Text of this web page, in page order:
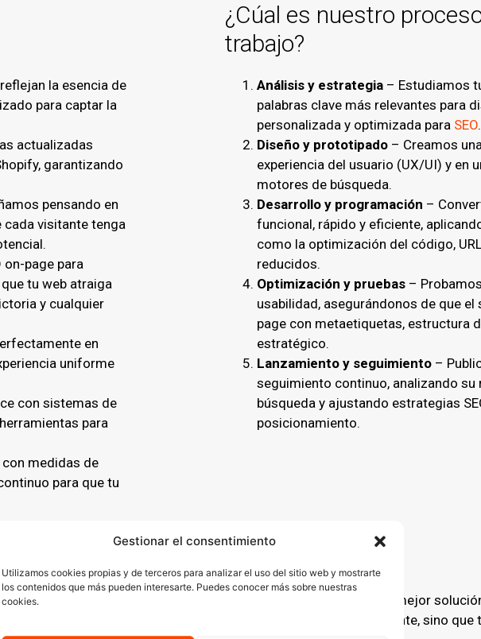
Gestionar el consentimiento
Utilizamos cookies propias y de terceros para analizar el uso del sitio web y mostrarte
los contenidos que más pueden interesarte. Puedes conocer más sobre nuestras
cookies.
la esencia de
para captar la
actualizadas
garantizando
pensando en
cada visitante tenga
page para
tu web atraiga
y cualquier
en
uniforme
con sistemas de
para
medidas de
para que tu
¿Cúal es nuestro
trabajo?
Análisis y estrategia – Estudiamos
palabras clave más relevantes para
personalizada y optimizada para SEO.
Diseño y prototipado – Creamos
experiencia del usuario (UX/UI) y en
motores de búsqueda.
Desarrollo y programación –
funcional, rápido y eficiente,
como la optimización del código,
reducidos.
Optimización y pruebas –
usabilidad, asegurándonos de que
page con metaetiquetas, estructura
estratégico.
Lanzamiento y seguimiento –
seguimiento continuo, analizando
búsqueda y ajustando estrategias
posicionamiento.
contigo
la mano contigo para entender tus necesidades y ofrecerte la mejor
de que el resultado final sea una web que no solo te represente, sino que